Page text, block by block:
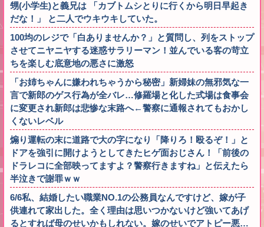
甥(小学生)と義兄は 「カブトムシとりに行くから明日早起き
だな！」 と二人でウキウキしていた。
100均のレジで「白ありませんか？」と質問し、列をストップ
させてニヤニヤする迷惑サラリーマン！並んでいる客の苛立
ちを楽しむ底意地の悪さに激怒
「お姉ちゃんに嫌われちゃうから秘密」新婦妹の無邪気な一
言で新郎のゲス行為が全バレ…修羅場と化した式場は食事会
に変更され新郎は悲惨な末路へ←警察に通報されてもおかし
くないレベル
煽り運転の末に道路で大の字になり「降りろ！殴るぞ！」と
ドアを強引に開けようとしてきたヒゲ面おじさん！「前後の
ドラレコに全部映ってますよ？警察行きますね」と伝えたら
半泣きで謝罪ｗｗ
6/6私、結婚したい職業NO.1の公務員なんですけど、嫁が子
供連れて家出した。全く理由は思いつかないけど強いてあげ
るとすれば母のせいかもしれない。嫁のせいでアトピー悪…